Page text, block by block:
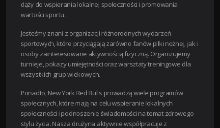
dąży do wspierania lokalnej społeczności i promowania
wartości sportu.
Jesteśmy znani z organizacji różnorodnych wydarzeń
sportowych, które przyciągają zarówno fanów piłki nożnej, jak i
osoby zainteresowane aktywnością fizyczną. Organizujemy
turnieje, pokazy umiejętności oraz warsztaty treningowe dla
wszystkich grup wiekowych.
Ponadto, New York Red Bulls prowadzą wiele programów
społecznych, które mają na celu wspieranie lokalnych
społeczności i podnoszenie świadomości na temat zdrowego
stylu życia. Nasza drużyna aktywnie współpracuje z